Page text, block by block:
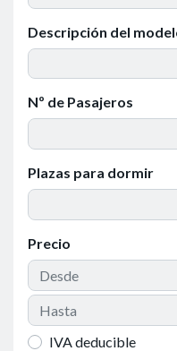
Descripción del
Nº de Pasajeros
Plazas para dormir
Precio
IVA deducible